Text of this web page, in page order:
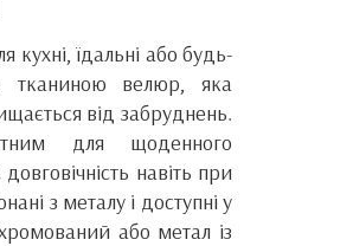
кухні, їдальні або будь-
тканиною велюр, яка
від забруднень.
для щоденного
навіть при
з металу і доступні у
або метал із